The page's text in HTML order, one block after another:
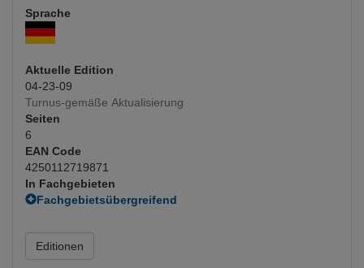
Sprache
Aktuelle Edition
04-23-09
Turnus-gemäße Aktualisierung
Seiten
6
EAN Code
4250112719871
In Fachgebieten
Fachgebietsübergreifend
Radiologie
Radiotherapie
Editionen